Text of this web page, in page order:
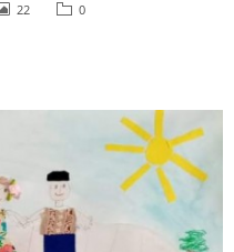
22 0